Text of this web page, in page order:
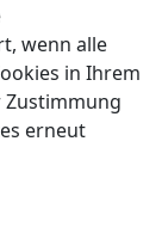
wenn alle
in Ihrem
Zustimmung
erneut